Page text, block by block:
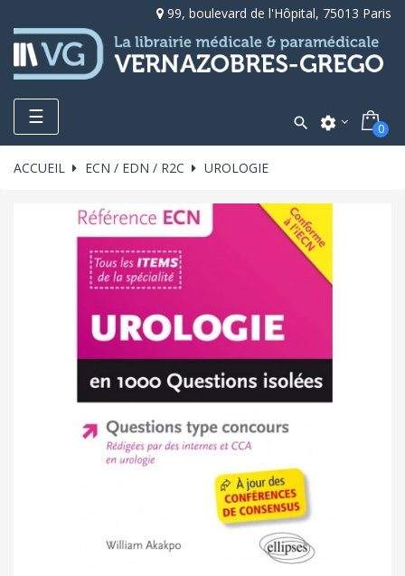
99, boulevard de l'Hôpital, 75013 Paris
Toggle
navigation
☰  settings 0
ACCUEIL ECN / EDN / R2C UROLOGIE